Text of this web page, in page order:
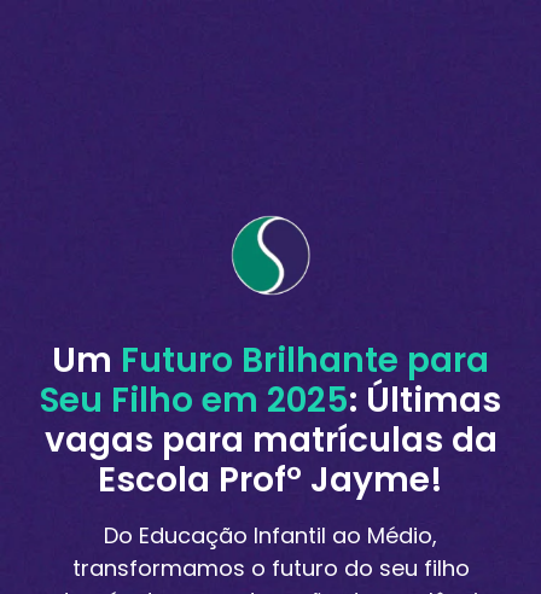
Um Futuro Brilhante para
Seu Filho em 2025: Últimas
vagas para matrículas da
Escola Prof° Jayme!
Do Educação Infantil ao Médio,
transformamos o futuro do seu filho